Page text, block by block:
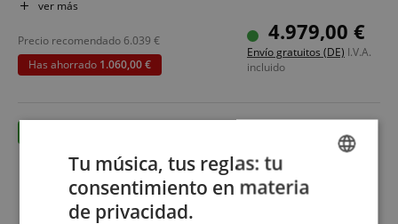
Dos pianos de cola premium muestreados: Yamaha CFX
Muestreo binaural para una experiencia inmersiva con
auriculares
Virtual Resonance Modeling que genera profundidad
ver más
4.979,00 €
Envío gratuitos (DE) I.V.A.
incluido
Precio recomendado 6.039 €
Has ahorrado 1.060,00 €
ENGLISH
Tu música, tus reglas: tu
consentimiento en materia
de privacidad.